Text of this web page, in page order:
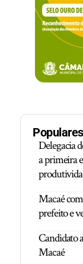
Populares
Delegacia
a primeira
Macaé
prefeito e
Candidato
Macaé